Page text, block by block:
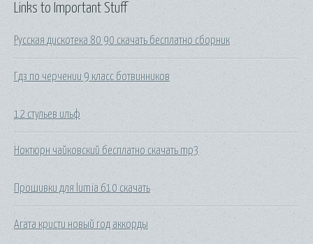
Links to Important Stuff
Русская дискотека 80 90 скачать бесплатно сборник
Гдз по черчении 9 класс ботвинников
12 стульев ильф
Ноктюрн чайковский бесплатно скачать mp3
Прошивки для lumia 610 скачать
Агата кристи новый год аккорды